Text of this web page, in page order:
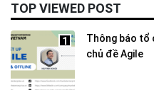
TOP VIEWED POST
1
Thông báo tổ
chủ đề Agile